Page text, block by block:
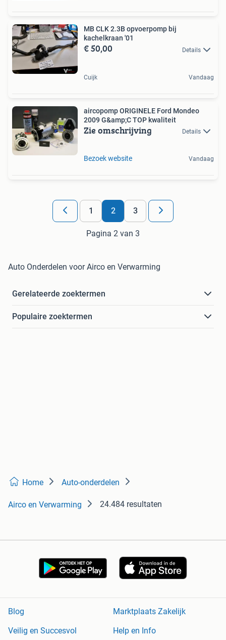
MB CLK 2.3B opvoerpomp bij
kachelkraan '01
€ 50,00 Details
Cuijk Vandaag
aircopomp ORIGINELE Ford Mondeo
2009 G&amp;C TOP kwaliteit
Zie omschrijving Details
Bezoek website Vandaag
1 2 3
Pagina 2 van 3
Auto Onderdelen voor Airco en Verwarming
Gerelateerde zoektermen
Populaire zoektermen
Home Auto-onderdelen
Airco en Verwarming 24.484 resultaten
Blog
Marktplaats Zakelijk
Veilig en Succesvol
Help en Info